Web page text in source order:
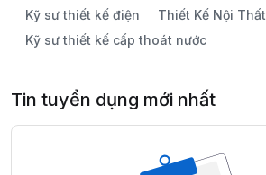
Kỹ sư thiết kế điện
Thiết Kế Nội Thất
Kỹ sư thiết kế cấp thoát nước
Tin tuyển dụng mới nhất